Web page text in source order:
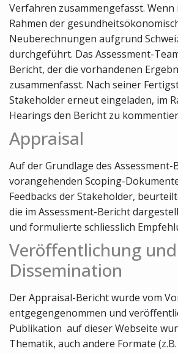
Verfahren zusammengefasst.
Rahmen der
Neuberechnungen aufgrund
durchgeführt. Das Assessment-
Bericht, der die vorhandenen
zusammenfasst. Nach seiner
Stakeholder erneut eingeladen, im
Hearings den Bericht zu
Appraisal
Auf der Grundlage des Assessment-
vorangehenden Scoping-
Feedbacks der Stakeholder,
die im Assessment-Bericht
und formulierte schliesslich
Veröffentlichung und
Dissemination
Der Appraisal-Bericht wurde vom
entgegengenommen und
Publikation auf dieser Webseite
Thematik, auch andere Formate